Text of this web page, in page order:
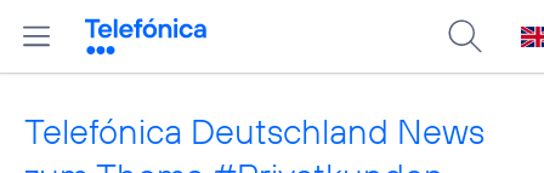
Telefónica Deutschland News